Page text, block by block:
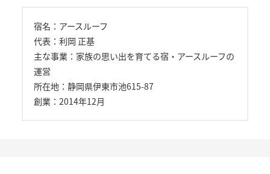
宿名：アースルーフ
代表：利岡 正基
主な事業：家族の思い出を育てる宿・アースルーフの
運営
所在地：静岡県伊東市池615-87
創業：2014年12月